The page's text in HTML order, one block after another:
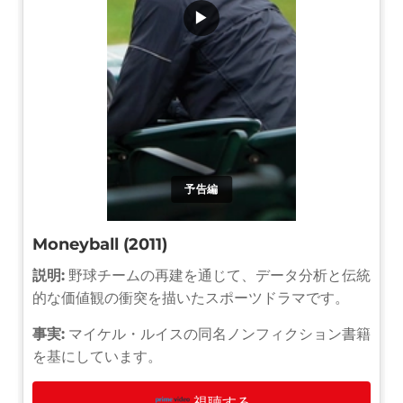
予告編
▶
Moneyball (2011)
説明: 野球チームの再建を通じて、データ分析と伝統
的な価値観の衝突を描いたスポーツドラマです。
事実: マイケル・ルイスの同名ノンフィクション書籍
を基にしています。